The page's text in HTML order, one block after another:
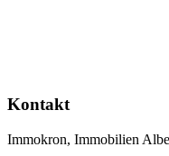
Kontakt
Immokron, Immobilien